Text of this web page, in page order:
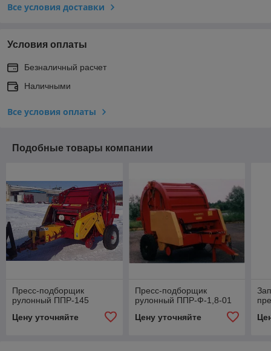
Все условия доставки
Условия оплаты
Безналичный расчет
Наличными
Все условия оплаты
Подобные товары компании
Пресс-подборщик
рулонный ППР-145
Цену уточняйте
Пресс-подборщик
рулонный ППР-Ф-1,8-01
Цену уточняйте